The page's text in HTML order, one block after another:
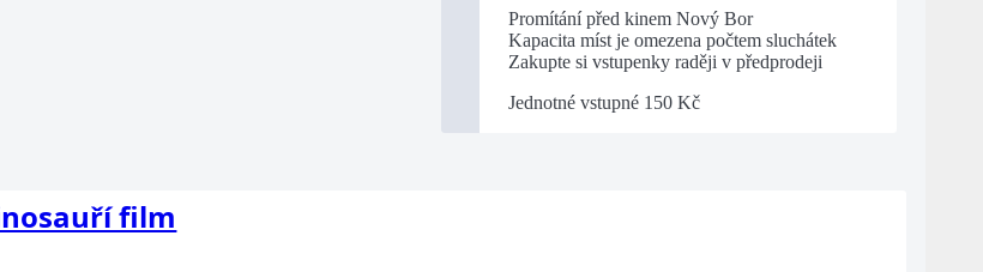
Promítání před kinem Nový Bor
Kapacita míst je omezena počtem sluchátek
Zakupte si vstupenky raději v předprodeji
Jednotné vstupné 150 Kč
film